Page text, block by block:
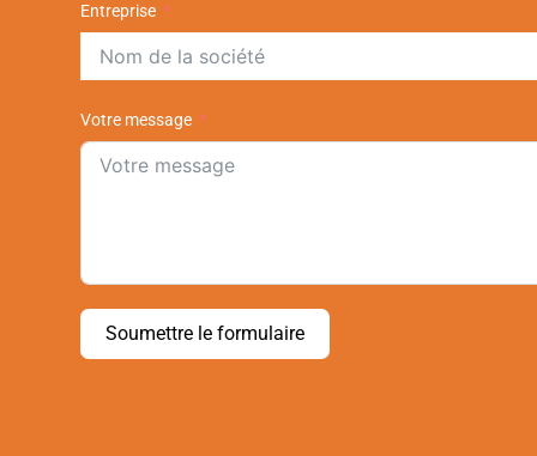
Entreprise
Votre message
Soumettre le formulaire